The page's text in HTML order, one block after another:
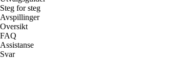
Steg for steg
Avspillinger
Oversikt
FAQ
Assistanse
Svar